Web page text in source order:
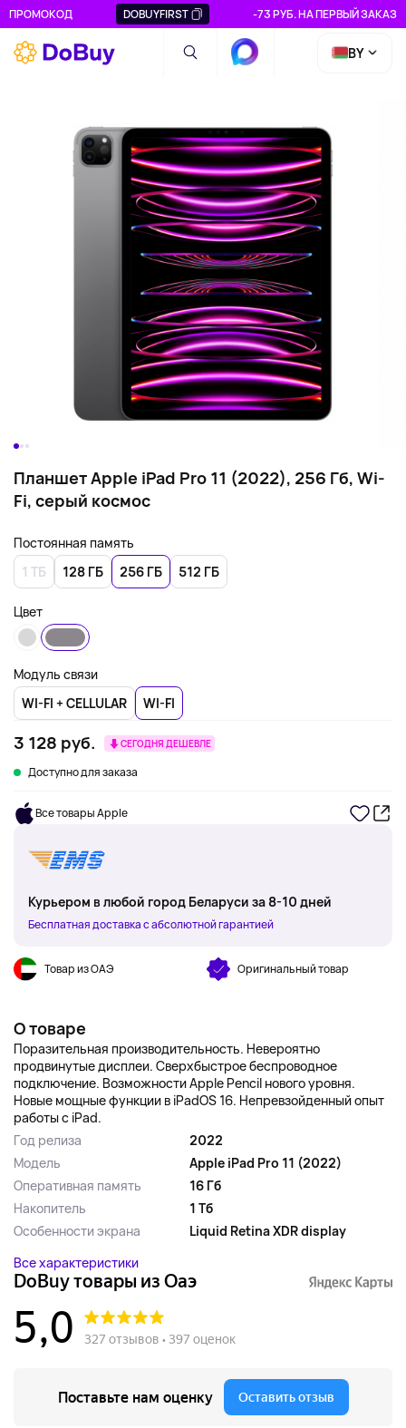
ПРОМОКОД DOBUYFIRST -73 РУБ. НА ПЕРВЫЙ ЗАКАЗ
BY
Планшет Apple iPad Pro 11 (2022), 256 Гб, Wi-
Fi, серый космос
Постоянная память
1 ТБ
128 ГБ 256 ГБ 512 ГБ
Цвет
Модуль связи
WI-FI + CELLULAR
WI-FI
3 128 руб. СЕГОДНЯ ДЕШЕВЛЕ
Доступно для заказа
Все товары Apple
Курьером в любой город Беларуси за 8-10 дней
Бесплатная доставка с абсолютной гарантией
Товар из ОАЭ Оригинальный товар
О товаре
Поразительная производительность. Невероятно
продвинутые дисплеи. Сверхбыстрое беспроводное
подключение. Возможности Apple Pencil нового уровня.
Новые мощные функции в iPadOS 16. Непревзойденный опыт
работы с iPad.
Год релиза
2022
Модель
Apple iPad Pro 11 (2022)
Оперативная память
16 Гб
Накопитель
1 Тб
Особенности экрана
Liquid Retina XDR display
Все характеристики